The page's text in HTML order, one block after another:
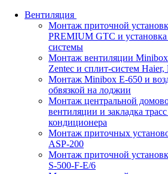
Вентиляция
Монтаж приточной
PREMIUM GTC и установка
системы
Монтаж вентиляции
Zentec и сплит-систем Haier,
Монтаж Minibox E-650 и
обвязкой на лоджии
Монтаж центральной
вентиляции и закладка
кондиционера
Монтаж приточных
ASP-200
Монтаж приточной
S-500-F-E/6